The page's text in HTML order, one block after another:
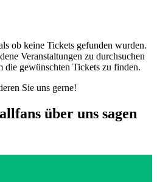
ob keine Tickets gefunden wurden.
Veranstaltungen zu durchsuchen
die gewünschten Tickets zu finden.
Sie uns gerne!
über uns sagen